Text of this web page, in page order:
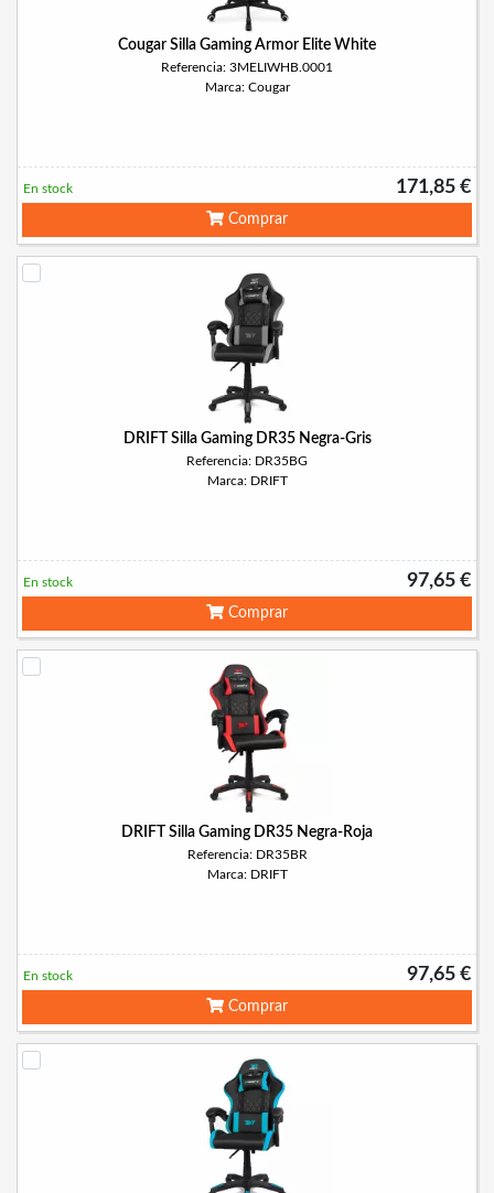
Cougar Silla Gaming Armor Elite White
Referencia: 3MELIWHB.0001
Marca: Cougar
171,85 €
En stock
Comprar
DRIFT Silla Gaming DR35 Negra-Gris
Referencia: DR35BG
Marca: DRIFT
97,65 €
En stock
Comprar
DRIFT Silla Gaming DR35 Negra-Roja
Referencia: DR35BR
Marca: DRIFT
97,65 €
En stock
Comprar